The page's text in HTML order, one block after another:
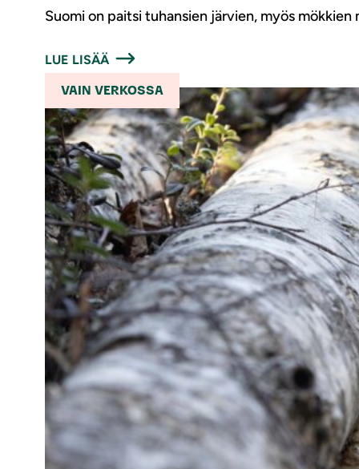
Suomi on paitsi tuhansien järvien, myös
LUE LISÄÄ